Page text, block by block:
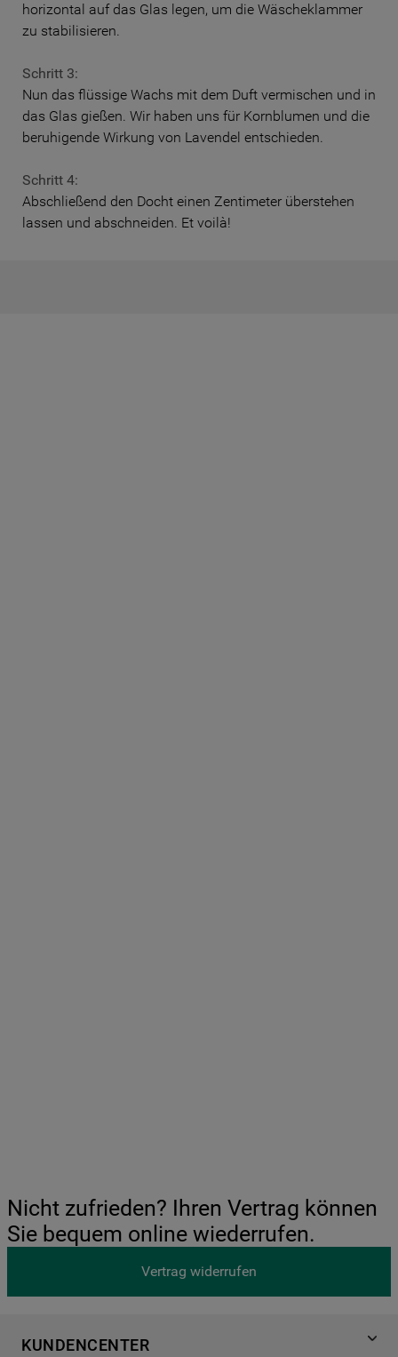
horizontal auf das Glas legen, um die Wäscheklammer
zu stabilisieren.
Schritt 3:
Nun das flüssige Wachs mit dem Duft vermischen und in
das Glas gießen. Wir haben uns für Kornblumen und die
beruhigende Wirkung von Lavendel entschieden.
Schritt 4:
Abschließend den Docht einen Zentimeter überstehen
lassen und abschneiden. Et voilà!
Nicht zufrieden? Ihren Vertrag können
Sie bequem online wiederrufen.
Vertrag widerrufen
KUNDENCENTER